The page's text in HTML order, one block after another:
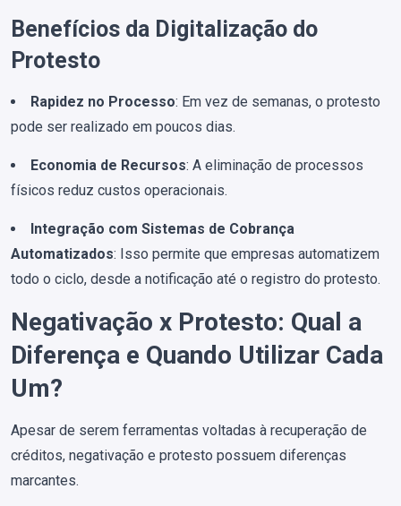
Benefícios da Digitalização do
Protesto
Rapidez no Processo: Em vez de semanas, o protesto
pode ser realizado em poucos dias.
Economia de Recursos: A eliminação de processos
físicos reduz custos operacionais.
Integração com Sistemas de Cobrança
Automatizados: Isso permite que empresas automatizem
todo o ciclo, desde a notificação até o registro do protesto.
Negativação x Protesto: Qual a
Diferença e Quando Utilizar Cada
Um?
Apesar de serem ferramentas voltadas à recuperação de
créditos, negativação e protesto possuem diferenças
marcantes.